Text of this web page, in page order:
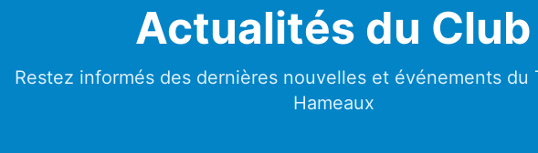
Actualités du Club
Restez informés des dernières nouvelles et événements du
Hameaux